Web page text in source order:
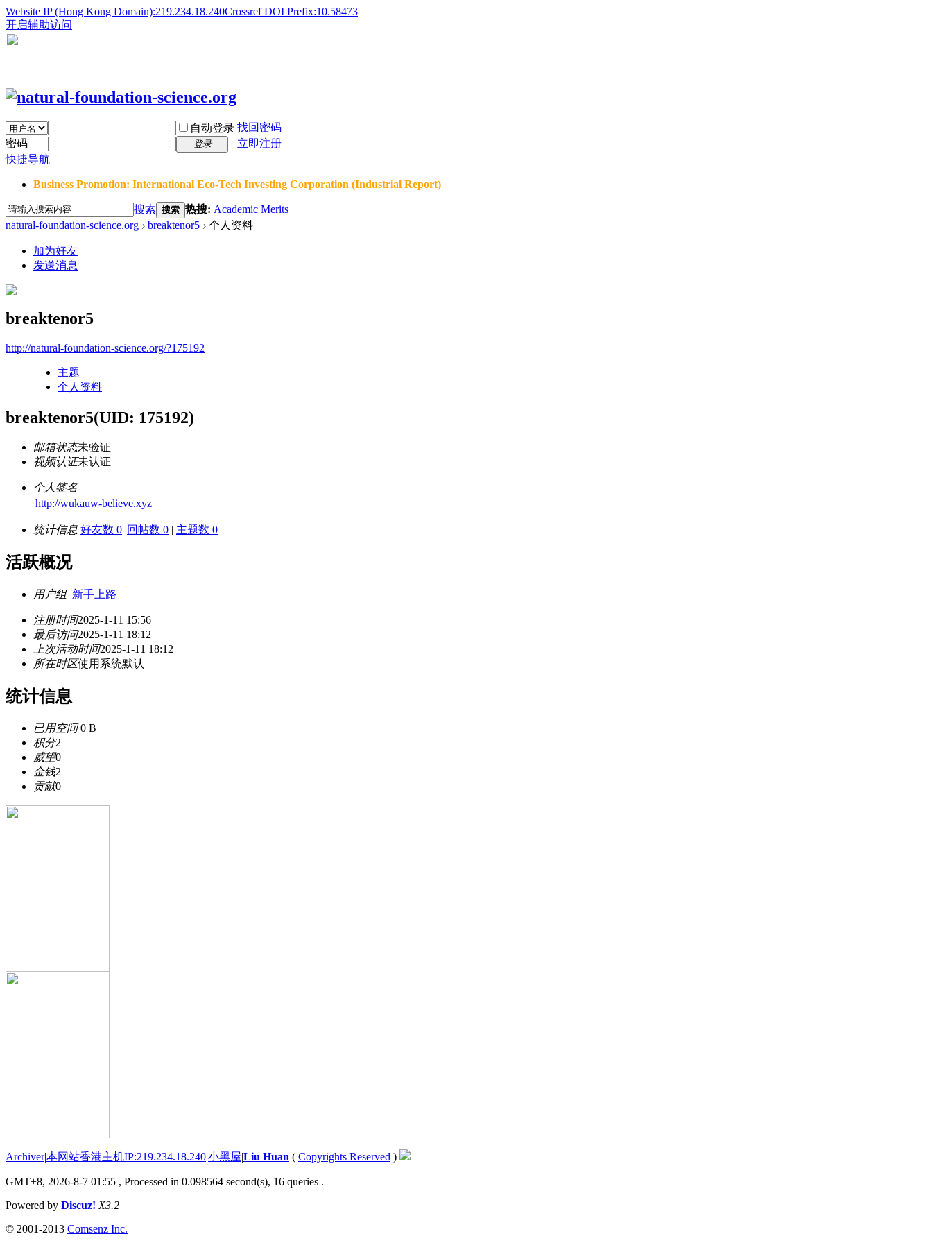
Website IP (Hong Kong Domain):219.234.18.240Crossref DOI Prefix:10.58473
开启辅助访问
自动登录 找回密码
密码
登录
立即注册
快捷导航
Business Promotion: International Eco-Tech Investing Corporation (Industrial Report)
搜索 搜索 热搜: Academic Merits
natural-foundation-science.org › breaktenor5 › 个人资料
加为好友
发送消息
breaktenor5
http://natural-foundation-science.org/?175192
主题
个人资料
breaktenor5(UID: 175192)
邮箱状态未验证
视频认证未认证
个人签名
http://wukauw-believe.xyz
统计信息 好友数 0 |回帖数 0 | 主题数 0
活跃概况
用户组 新手上路
注册时间2025-1-11 15:56
最后访问2025-1-11 18:12
上次活动时间2025-1-11 18:12
所在时区使用系统默认
统计信息
已用空间0 B
积分2
威望0
金钱2
贡献0
Archiver|本网站香港主机IP:219.234.18.240|小黑屋|Liu Huan ( Copyrights Reserved )
GMT+8, 2026-8-7 01:55 , Processed in 0.098564 second(s), 16 queries .
Powered by Discuz! X3.2
© 2001-2013 Comsenz Inc.